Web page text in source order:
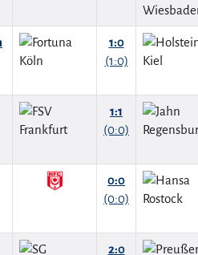
1:0
(1:0)
1:1
(0:0)
0:0
(0:0)
2:0